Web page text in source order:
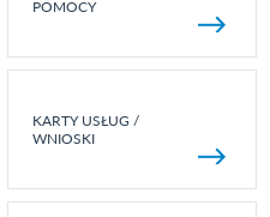
POMOCY
KARTY USŁUG /
WNIOSKI